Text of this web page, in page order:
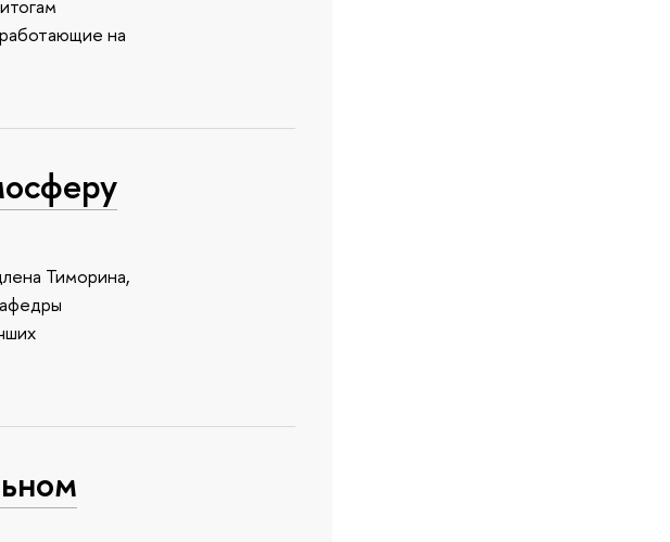
на
Тиморина,